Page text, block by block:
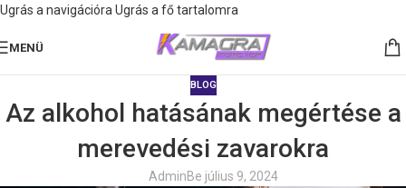
Ugrás a navigációra Ugrás a fő tartalomra
MENÜ
BLOG
Az alkohol hatásának megértése a
merevedési zavarokra
AdminBe július 9, 2024